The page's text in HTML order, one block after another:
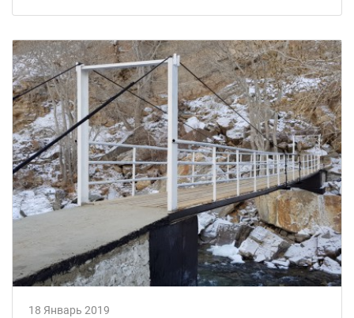
18 Январь 2019